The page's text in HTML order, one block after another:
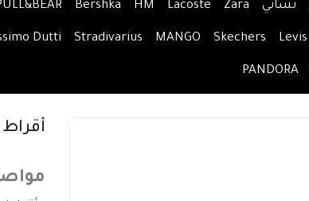
نسائي Zara
Lacoste
HM
Bershka
Levis
Skechers
MANGO
Stradivarius
Dutti
PANDORA